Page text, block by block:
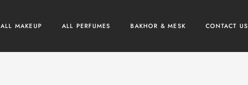
ALL MAKEUP ALL PERFUMES BAKHOR & MESK CONTACT US